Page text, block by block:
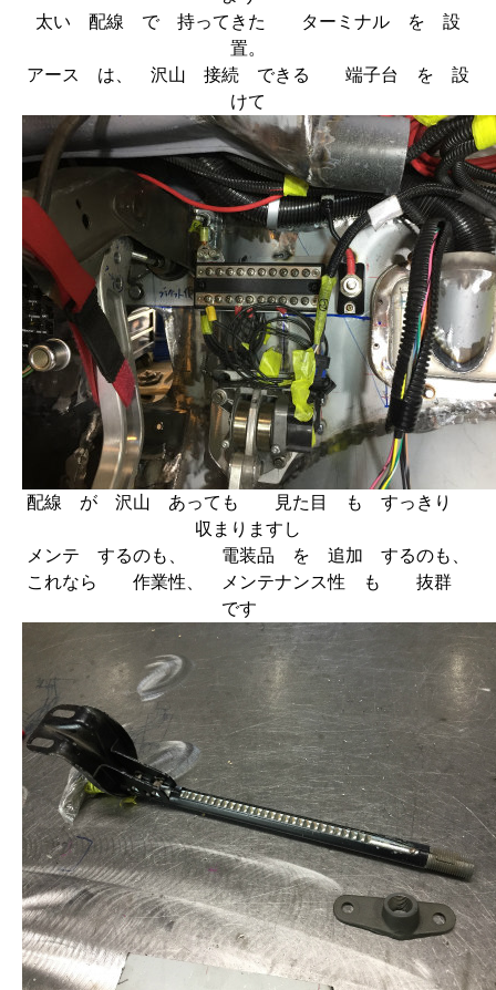
太い 配線 で 持ってきた ターミナル を 設
置。
アース は、 沢山 接続 できる 端子台 を 設
けて
配線 が 沢山 あっても 見た目 も すっきり
収まりますし
メンテ するのも、 電装品 を 追加 するのも、
これなら 作業性、 メンテナンス性 も 抜群
です